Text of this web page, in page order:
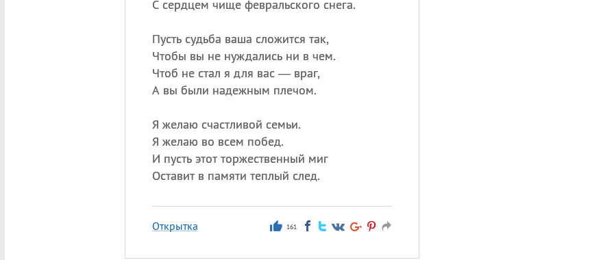
С сердцем чище февральского снега.
Пусть судьба ваша сложится так,
Чтобы вы не нуждались ни в чем.
Чтоб не стал я для вас — враг,
А вы были надежным плечом.
Я желаю счастливой семьи.
Я желаю во всем побед.
И пусть этот торжественный миг
Оставит в памяти теплый след.
Открытка 161